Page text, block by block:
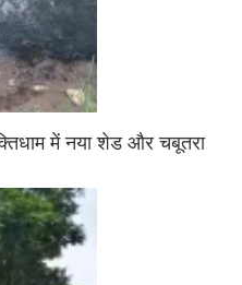
में नया शेड और चबूतरा